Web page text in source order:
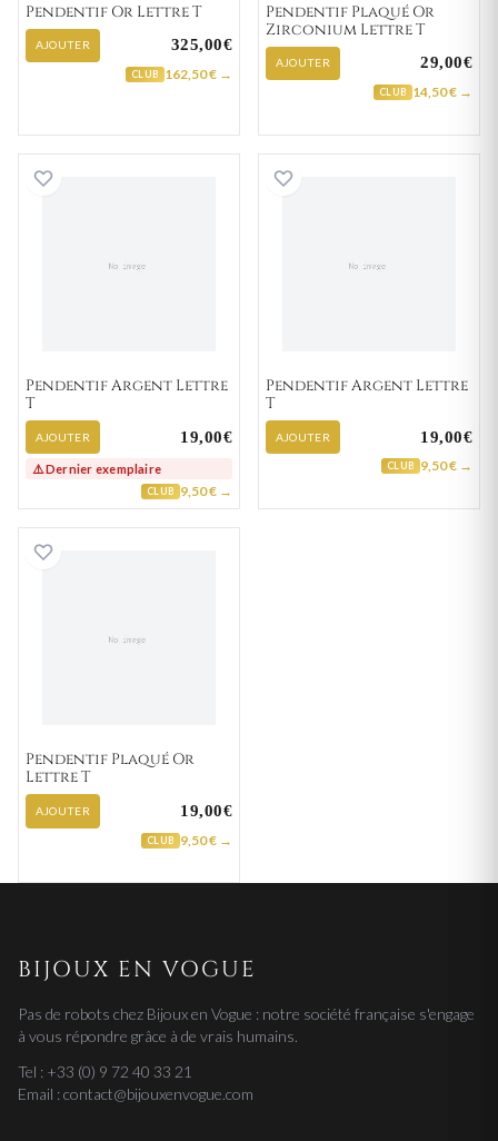
Pendentif Or Lettre T
AJOUTER 325,00€
CLUB 162,50 € →
Pendentif Plaqué Or
Zirconium Lettre T
AJOUTER 29,00€
CLUB 14,50 € →
Pendentif Argent Lettre T
Pendentif Argent Lettre
T
AJOUTER 19,00€
⚠️ Dernier exemplaire
CLUB 9,50 € →
Pendentif Argent Lettre
T
AJOUTER 19,00€
CLUB 9,50 € →
Pendentif Plaqué Or
Lettre T
AJOUTER 19,00€
CLUB 9,50 € →
BIJOUX EN VOGUE
Pas de robots chez Bijoux en Vogue : notre société française s'engage
à vous répondre grâce à de vrais humains.
Tel : +33 (0) 9 72 40 33 21
Email : contact@bijouxenvogue.com